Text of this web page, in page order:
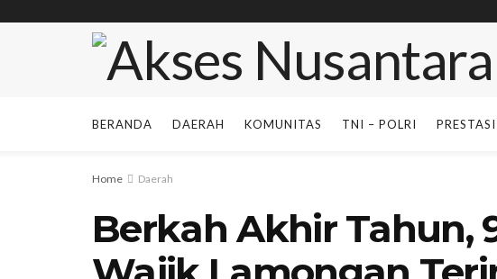
BERANDA DAERAH KOMUNITAS TNI – POLRI PRESTASI
Home Daerah
Berkah Akhir Tahun,